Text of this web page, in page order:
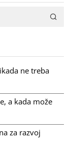
ne treba
a kada može
za razvoj